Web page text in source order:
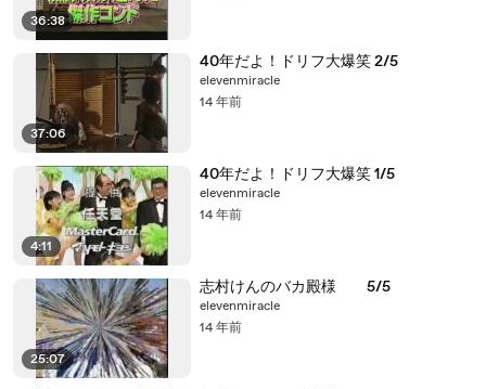
36:38
37:06
40年だよ！ドリフ大爆笑 2/5
elevenmiracle
14 年前
4:11
40年だよ！ドリフ大爆笑 1/5
elevenmiracle
14 年前
25:07
志村けんのバカ殿様 5/5
elevenmiracle
14 年前